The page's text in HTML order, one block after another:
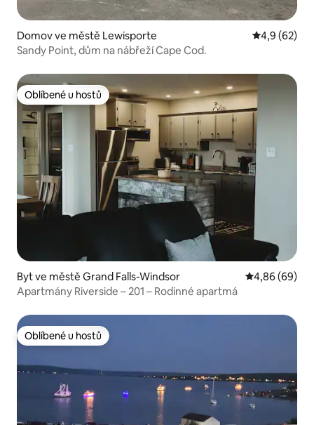
Domov ve městě Lewisporte Průměrné
4,9 (62)
Sandy Point, dům na nábřeží Cape Cod.
Oblíbené u hostů
Oblíbené u hostů
Byt ve městě Grand Falls-Windsor Průměrné
4,86 (69)
Apartmány Riverside – 201 – Rodinné apartmá
Oblíbené u hostů
Oblíbené u hostů